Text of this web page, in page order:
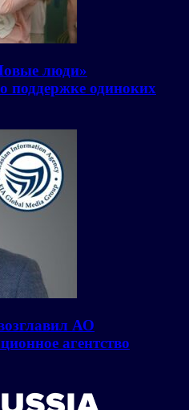
люди»
поддержке одиноких
АО
агентство